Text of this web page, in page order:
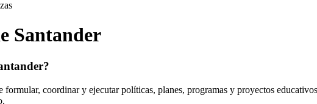
Santander
coordinar y ejecutar políticas, planes, programas y proyectos